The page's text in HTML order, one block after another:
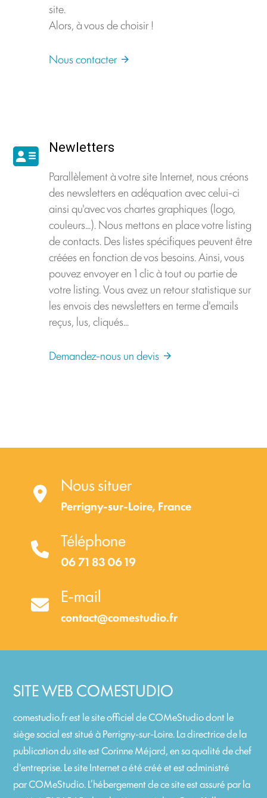
site.
Alors, à vous de choisir !
Nous contacter
Newletters
Parallèlement à votre site Internet, nous créons
des newsletters en adéquation avec celui-ci
ainsi qu'avec vos chartes graphiques (logo,
couleurs...). Nous mettons en place votre listing
de contacts. Des listes spécifiques peuvent être
créées en fonction de vos besoins. Ainsi, vous
pouvez envoyer en 1 clic à tout ou partie de
votre listing. Vous avez un retour statistique sur
les envois des newsletters en terme d'emails
reçus, lus, cliqués...
Demandez-nous un devis
Nous situer
Perrigny-sur-Loire, France
Téléphone
06 71 83 06 19
E-mail
contact@comestudio.fr
SITE WEB COMESTUDIO
comestudio.frest le site officiel de COMeStudio dont le
siège social est situé à Perrigny-sur-Loire. La directrice de la
publication du site est Corinne Méjard, en sa qualité de chef
d'entreprise. Le site Internet a été créé et est administré
parCOMeStudio. L’hébergement de ce site est assuré par la